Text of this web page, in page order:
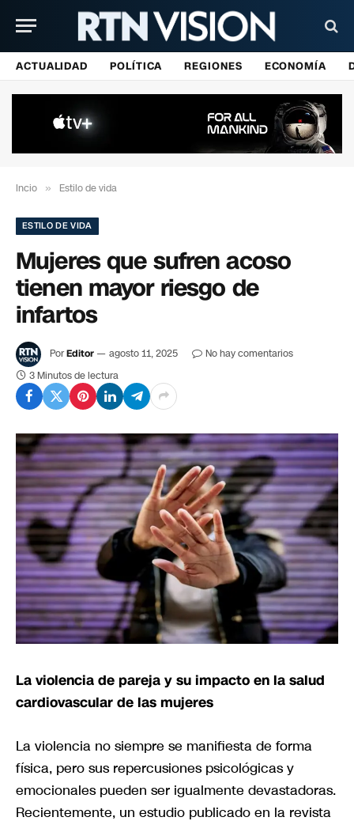
ACTUALIDAD POLÍTICA REGIONES ECONOMÍA
Incio » Estilo de vida
ESTILO DE VIDA
Mujeres que sufren acoso
tienen mayor riesgo de
infartos
PorEditor agosto 11, 2025
No hay comentarios
3 Minutos de lectura
La violencia de pareja y su impacto en la salud
cardiovascular de las mujeres
La violencia no siempre se manifiesta de forma
física, pero sus repercusiones psicológicas y
emocionales pueden ser igualmente devastadoras.
Recientemente, un estudio publicado en la revista